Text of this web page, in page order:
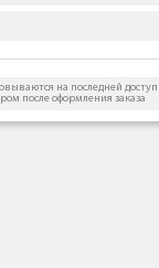
на последней
после оформления заказа